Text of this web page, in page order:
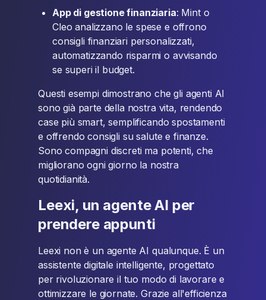
App di gestione finanziaria: Mint o
Cleo analizzano le spese e offrono
consigli finanziari personalizzati,
automatizzando risparmi o avvisando
se superi il budget.
Questi esempi dimostrano che gli agenti AI
sono già parte della nostra vita, rendendo
case più smart, semplificando spostamenti
e offrendo consigli su salute e finanze.
Sono compagni discreti ma potenti, che
migliorano ogni giorno la nostra
quotidianità.
Leexi, un agente AI per
prendere appunti
Leexi non è un agente AI qualunque. È un
assistente digitale intelligente, progettato
per rivoluzionare il tuo modo di lavorare e
ottimizzare le giornate. Grazie all'efficienza